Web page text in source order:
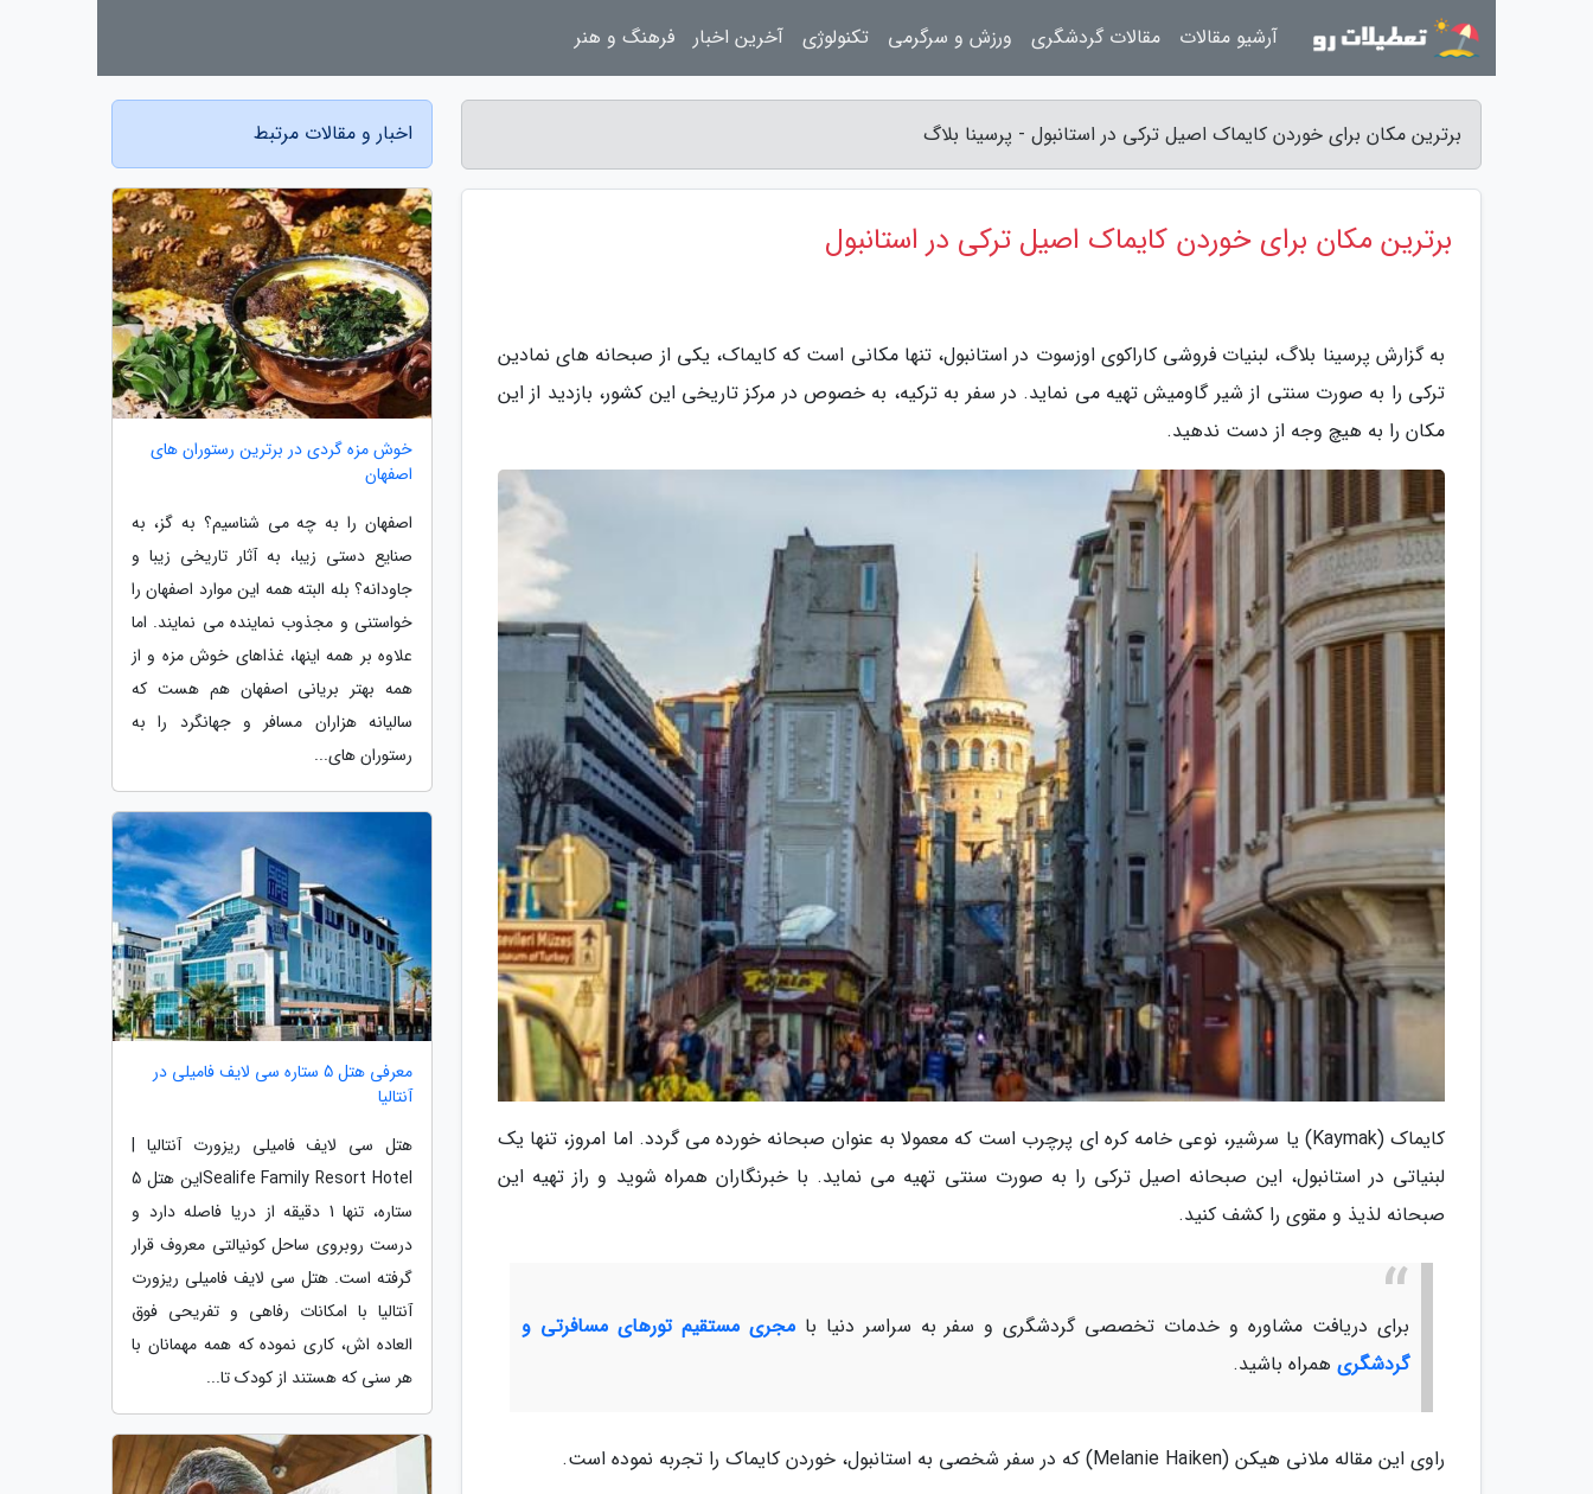
برترین مکان برای خوردن کایماک اصیل ترکی در استانبول - پرسینا بلاگ
برترین مکان برای خوردن کایماک اصیل ترکی در استانبول
به گزارش پرسینا بلاگ، لبنیات فروشی کاراکوی اوزسوت در استانبول، تنها مکانی است که کایماک، یکی از صبحانه های نمادین
ترکی را به صورت سنتی از شیر گاومیش تهیه می نماید. در سفر به ترکیه، به خصوص در مرکز تاریخی این کشور، بازدید از این
مکان را به هیچ وجه از دست ندهید.
کایماک (Kaymak) یا سرشیر، نوعی خامه کره ای پرچرب است که معمولا به عنوان صبحانه خورده می گردد. اما امروز، تنها یک
لبنیاتی در استانبول، این صبحانه اصیل ترکی را به صورت سنتی تهیه می نماید. با خبرنگاران همراه شوید و راز تهیه این
صبحانه لذیذ و مقوی را کشف کنید.
برای دریافت مشاوره و خدمات تخصصی گردشگری و سفر به سراسر دنیا بامجری مستقیم تورهای مسافرتی و
گردشگری همراه باشید.
راوی این مقاله ملانی هیکن (Melanie Haiken) که در سفر شخصی به استانبول، خوردن کایماک را تجربه نموده است.
اخبار و مقالات مرتبط
خوش مزه گردی در برترین رستوران های
اصفهان
اصفهان را به چه می شناسیم؟ به گز، به
صنایع دستی زیبا، به آثار تاریخی زیبا و
جاودانه؟ بله البته همه این موارد اصفهان را
خواستنی و مجذوب نماینده می نمایند. اما
علاوه بر همه اینها، غذاهای خوش مزه و از
همه بهتر بریانی اصفهان هم هست که
سالیانه هزاران مسافر و جهانگرد را به
رستوران های...
معرفی هتل 5 ستاره سی لایف فامیلی در
آنتالیا
هتل سی لایف فامیلی ریزورت آنتالیا |
Sealife Family Resort Hotelاین هتل 5
ستاره، تنها 1 دقیقه از دریا فاصله دارد و
درست روبروی ساحل کونیالتی معروف قرار
گرفته است. هتل سی لایف فامیلی ریزورت
آنتالیا با امکانات رفاهی و تفریحی فوق
العاده اش، کاری نموده که همه مهمانان با
هر سنی که هستند از کودک تا...
آرشیو مقالات مقالات گردشگری ورزش و سرگرمی تکنولوژی آخرین اخبار فرهنگ و هنر